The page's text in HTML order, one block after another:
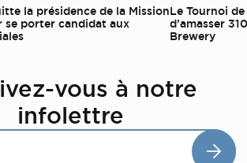
la présidence de la Mission
se porter candidat aux
Le Tournoi
d’amasser
Brewery
vous à notre
infolettre